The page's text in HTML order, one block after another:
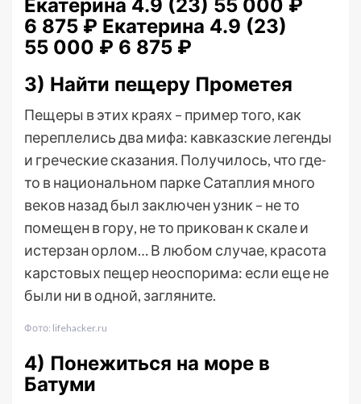
Екатерина 4.9 (23) 55 000 ₽
6 875 ₽ Екатерина 4.9 (23)
55 000 ₽ 6 875 ₽
3) Найти пещеру Прометея
Пещеры в этих краях – пример того, как
переплелись два мифа: кавказские легенды
и греческие сказания. Получилось, что где-
то в национальном парке Сатаплия много
веков назад был заключен узник – не то
помещен в гору, не то прикован к скале и
истерзан орлом… В любом случае, красота
карстовых пещер неоспорима: если еще не
были ни в одной, загляните.
Фото: lifehacker.ru
4) Понежиться на море в
Батуми